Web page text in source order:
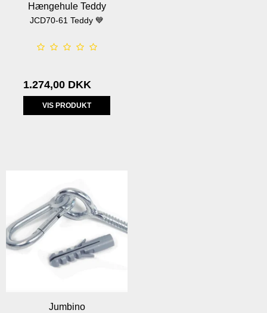
Hængehule Teddy
JCD70-61 Teddy 💙
1.274,00 DKK
VIS PRODUKT
Jumbino